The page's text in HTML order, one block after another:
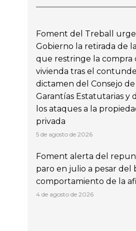
Foment del Treball urge
Gobierno la retirada de
que restringe la compra
vivienda tras el
dictamen del Consejo de
Garantías Estatutarias y
los ataques a la
privada
5 de agosto de 2026
Foment alerta del
paro en julio a pesar del
comportamiento de la
4 de agosto de 2026